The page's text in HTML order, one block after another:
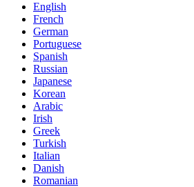
English
French
German
Portuguese
Spanish
Russian
Japanese
Korean
Arabic
Irish
Greek
Turkish
Italian
Danish
Romanian